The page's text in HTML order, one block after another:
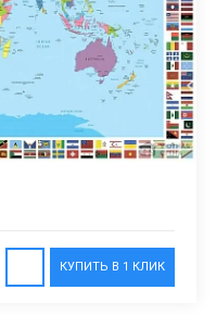
КУПИТЬ В 1 КЛИК